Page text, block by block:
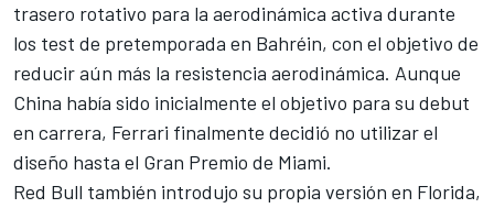
trasero rotativo para la aerodinámica activa durante
los test de pretemporada en Bahréin, con el objetivo de
reducir aún más la resistencia aerodinámica. Aunque
China había sido inicialmente el objetivo para su debut
en carrera, Ferrari finalmente decidió no utilizar el
diseño hasta el Gran Premio de Miami.
Red Bull también introdujo su propia versión en Florida,